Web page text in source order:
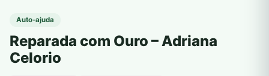
Auto-ajuda
Reparada com Ouro – Adriana
Celorio